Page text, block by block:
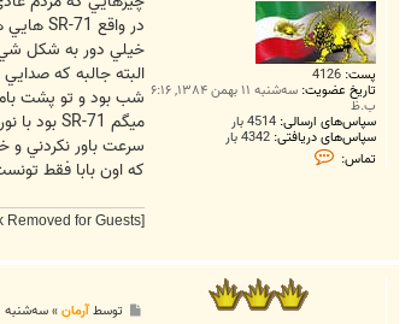
پست: 4126
تاریخ عضویت: سه‌شنبه ۱۱ بهمن ۱۳۸۴, ۶:۱۶
ب.ظ
سپاس‌های ارسالی: 4514 بار
سپاس‌های دریافتی: 4342 بار
تماس:
ت
a
6
6
در واقع SR-71 هايي هستن که به دليل سرعت زياد و روشن بودن سيستم AB ، از فاصله ي
خيلي دور به شکل
البته جالبه که
شب بود و تو پشت بام
ميگم SR-71 بود با نور و آتش خيلي زياد فقط 1 - 2 ثانيه جلوي چشممام پرواز کرد و بعد به
سرعت باور نکردني
که اون بابا فقط
[External Link Removed for Guests]
توسطآرمان»سه‌شنبه ۲۹ فروردین ۱۳۸۵, ۱۰:۲۰ ب.ظ